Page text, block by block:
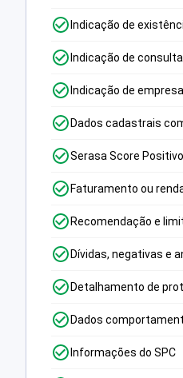
Indicação de
Indicação de
Indicação de
Dados cadastrais
Serasa Score Positivo
Faturamento ou
Recomendação e
Dívidas, negativas e
Detalhamento de
Dados
Informações do SPC